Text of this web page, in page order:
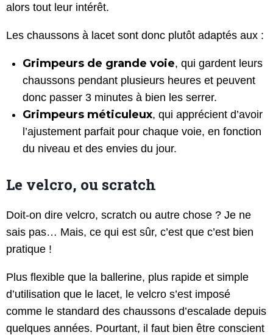
alors tout leur intérêt.
Les chaussons à lacet sont donc plutôt adaptés aux :
Grimpeurs de grande voie, qui gardent leurs
chaussons pendant plusieurs heures et peuvent
donc passer 3 minutes à bien les serrer.
Grimpeurs méticuleux, qui apprécient d’avoir
l’ajustement parfait pour chaque voie, en fonction
du niveau et des envies du jour.
Le velcro, ou scratch
Doit-on dire velcro, scratch ou autre chose ? Je ne
sais pas… Mais, ce qui est sûr, c’est que c’est bien
pratique !
Plus flexible que la ballerine, plus rapide et simple
d’utilisation que le lacet, le velcro s’est imposé
comme le standard des chaussons d’escalade depuis
quelques années. Pourtant, il faut bien être conscient